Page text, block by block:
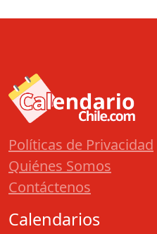
Políticas de Privacidad
Quiénes Somos
Contáctenos
Calendarios